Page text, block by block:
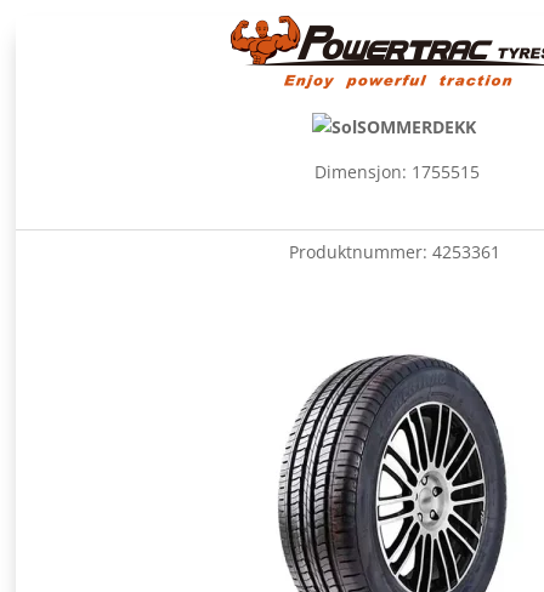
SOMMERDEKK
Dimensjon: 1755515
Produktnummer: 4253361